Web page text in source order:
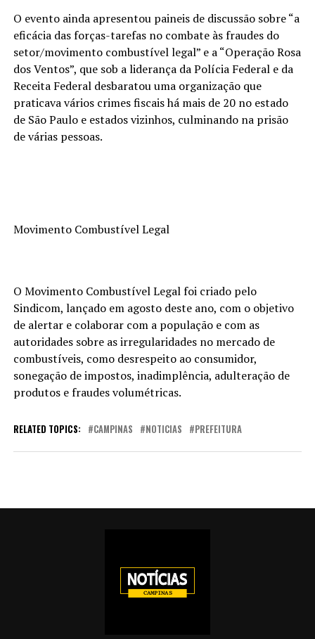
O evento ainda apresentou paineis de discussão sobre “a
eficácia das forças-tarefas no combate às fraudes do
setor/movimento combustível legal” e a “Operação Rosa
dos Ventos”, que sob a liderança da Polícia Federal e da
Receita Federal desbaratou uma organização que
praticava vários crimes fiscais há mais de 20 no estado
de São Paulo e estados vizinhos, culminando na prisão
de várias pessoas.
Movimento Combustível Legal
O Movimento Combustível Legal foi criado pelo
Sindicom, lançado em agosto deste ano, com o objetivo
de alertar e colaborar com a população e com as
autoridades sobre as irregularidades no mercado de
combustíveis, como desrespeito ao consumidor,
sonegação de impostos, inadimplência, adulteração de
produtos e fraudes volumétricas.
RELATED TOPICS: CAMPINAS NOTICIAS PREFEITURA